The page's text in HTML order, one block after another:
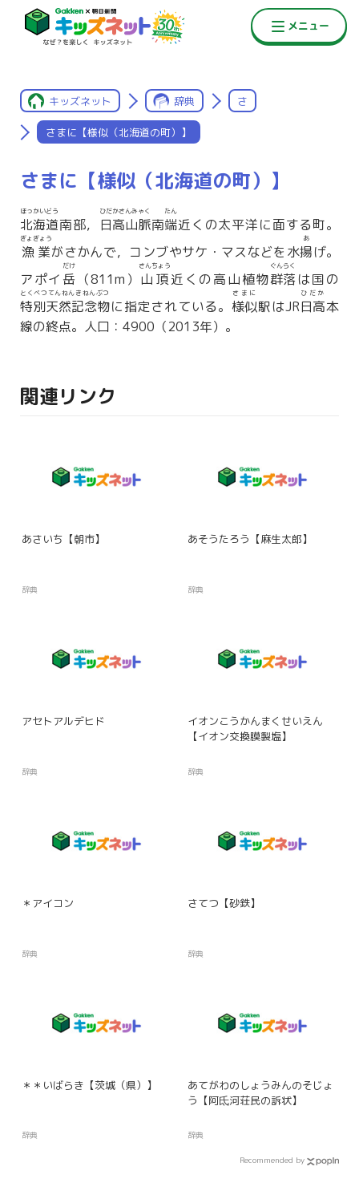
キッズネット 辞典 さ
さまに【様似（北海道の町）】
さまに【様似（北海道の町）】
北海道
ほっかいどう
南部， 日高山脈
ひだかさんみゃく
南端
たん
近くの太平洋に面する町。
漁業
ぎょぎょう
がさかんで，コンブやサケ・マスなどを水揚
あ
げ。
アポイ 岳
だけ
（811m） 山頂
さんちょう
近くの高山植物群落
ぐんらく
は国の
特別天然記念物
とくべつてんねんきねんぶつ
に指定されている。 様似
さまに
駅はJR日高
ひだか
本
線の終点。人口：4900（2013年）。
関連リンク
あさいち【朝市】
辞典
あそうたろう【麻生太郎】
辞典
アセトアルデヒド
辞典
イオンこうかんまくせいえん
【イオン交換膜製塩】
辞典
＊アイコン
辞典
さてつ【砂鉄】
辞典
＊＊いばらき【茨城（県）】
辞典
あてがわのしょうみんのそじょ
う【阿氐河荘民の訴状】
辞典
Recommended by